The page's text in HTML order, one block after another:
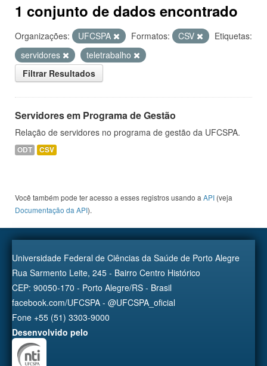
1 conjunto de dados encontrado
Organizações: UFCSPA Formatos: CSV
Etiquetas:
servidores
teletrabalho
Filtrar Resultados
Servidores em Programa de Gestão
Relação de servidores no programa de gestão da UFCSPA.
ODT CSV
Você também pode ter acesso a esses registros usando a API (veja
Documentação da API).
Universidade Federal de Ciências da Saúde de Porto Alegre
Rua Sarmento Leite, 245 - Bairro Centro Histórico
CEP: 90050-170 - Porto Alegre/RS - Brasil
facebook.com/UFCSPA - @UFCSPA_oficial
Fone +55 (51) 3303-9000
Desenvolvido pelo